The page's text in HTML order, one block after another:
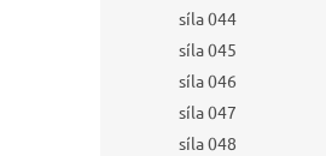
síla 044
síla 045
síla 046
síla 047
síla 048